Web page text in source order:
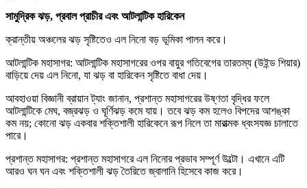
সামুদ্রিক ঝড়, প্রবাল প্রাচীর এবং আটলান্টিক হারিকেন
ক্রান্তীয় অঞ্চলের ঝড় সৃষ্টিতেও এল নিনো বড় ভূমিকা পালন করে।
আটলান্টিক মহাসাগর: আটলান্টিক মহাসাগরের ওপর বায়ুর গতিবেগের তারতম্য (উইন্ড শিয়ার)
বাড়িয়ে দেয় এল নিনো, যা ঝড় বা হারিকেন সৃষ্টিতে বাধা দেয়।
আবহাওয়া বিজ্ঞানী ব্রায়ান ট্যাং জানান, প্রশান্ত মহাসাগরের উষ্ণতা বৃদ্ধির ফলে
আটলান্টিকে মেঘ, বজ্রঝড় ও ঘূর্ণিঝড় কমে যায়। তবে ঝড় কম হলেও বিপদের আশঙ্কা
কম নয়; কোনো ঝড় একবার শক্তিশালী হারিকেনে রূপ নিলে তা মারাত্মক ধ্বংসযজ্ঞ চালাতে
পারে।
প্রশান্ত মহাসাগর: প্রশান্ত মহাসাগরে এল নিনোর প্রভাব সম্পূর্ণ উল্টো। এখানে এটি
আরও ঘন ঘন এবং শক্তিশালী ঝড় তৈরিতে জ্বালানি হিসেবে কাজ করে।